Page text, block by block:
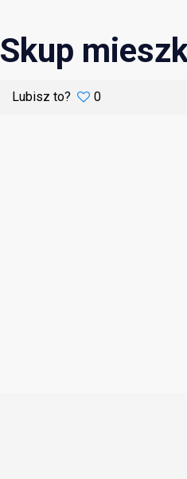
Skup
Lubisz to? 0